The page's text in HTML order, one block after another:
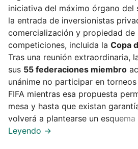
iniciativa del máximo órgano del
la entrada de inversionistas
comercialización y propiedad de
competiciones, incluida la Copa
Tras una reunión extraordinaria,
sus 55 federaciones miembro
unánime no participar en
FIFA mientras esa propuesta
mesa y hasta que existan
volverá a plantearse un esquema